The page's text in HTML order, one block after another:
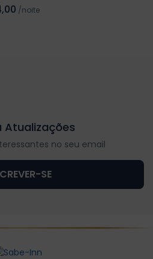
/noite
Atualizações
no seu email
SE